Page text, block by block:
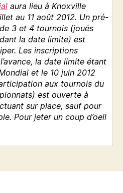
aura lieu à Knoxville
au 11 août 2012. Un pré-
3 et 4 tournois (joués
la date limite) est
Les inscriptions
la date limite étant
et le 10 juin 2012
aux tournois du
est ouverte à
sur place, sauf pour
Pour jeter un coup d’oeil